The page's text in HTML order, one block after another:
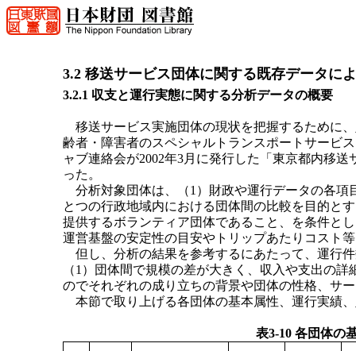
3.2 移送サービス団体に関する既存データに
3.2.1 収支と運行実態に関する分析データの概要
移送サービス実施団体の現状を把握するために
齢者・障害者のスペシャルトランスポートサービ
ャブ連絡会が2002年3月に発行した「東京都内移
った。
分析対象団体は、（1）財政や運行データの各項
とつの行政地域内における団体間の比較を目的と
提供するボランティア団体であること、を条件と
運営基盤の安定性の目安やトリップあたりコスト
但し、分析の結果を参考するにあたって、運行
（1）団体間で規模の差が大きく、収入や支出の
のでそれぞれの成り立ちの背景や団体の性格、サ
本節で取り上げる各団体の基本属性、運行実績
表3-10 各団体の